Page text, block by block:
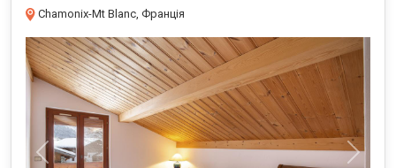
Chamonix-Mt Blanc, Франція
Previous Next